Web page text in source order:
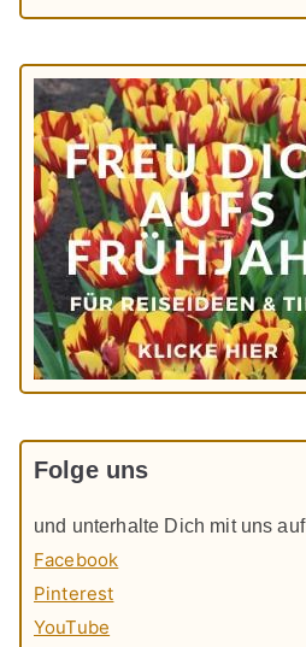
Folge uns
und unterhalte Dich mit uns auf
Facebook
Pinterest
YouTube